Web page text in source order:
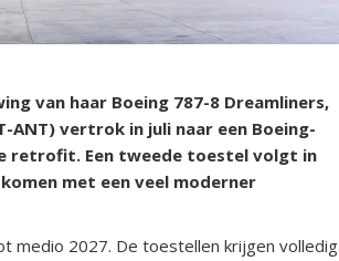
van haar Boeing 787-8 Dreamliners,
vertrok in juli naar een Boeing-
retrofit. Een tweede toestel volgt in
met een veel moderner
medio 2027. De toestellen krijgen volledig